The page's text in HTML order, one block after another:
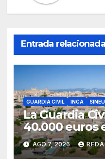
Entrada relacionada
GUARDIA CIVIL INCA SINEU
La Guardia
40.000 euros
robadas en
Sineu
AGO 7, 2026